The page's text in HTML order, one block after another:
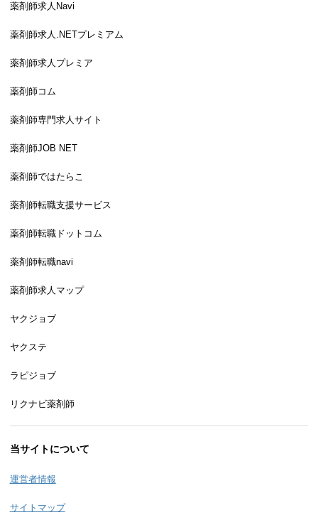
薬剤師求人Navi
薬剤師求人.NETプレミアム
薬剤師求人プレミア
薬剤師コム
薬剤師専門求人サイト
薬剤師JOB NET
薬剤師ではたらこ
薬剤師転職支援サービス
薬剤師転職ドットコム
薬剤師転職navi
薬剤師求人マップ
ヤクジョブ
ヤクステ
ラピジョブ
リクナビ薬剤師
当サイトについて
運営者情報
サイトマップ